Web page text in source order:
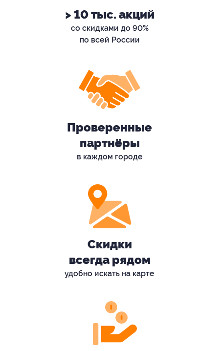
> 10 тыс. акций
со скидками до 90%
по всей России
Проверенные
партнёры
в каждом городе
Скидки
всегда рядом
удобно искать на карте